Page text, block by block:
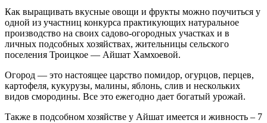
Как выращивать вкусные овощи и фрукты можно поучиться у
одной из участниц конкурса практикующих натуральное
производство на своих садово-огородных участках и в
личных подсобных хозяйствах, жительницы сельского
поселения Троицкое — Айшат Хамхоевой.
Огород — это настоящее царство помидор, огурцов, перцев,
картофеля, кукурузы, малины, яблонь, слив и нескольких
видов смородины. Все это ежегодно дает богатый урожай.
Также в подсобном хозяйстве у Айшат имеется и живность – 7